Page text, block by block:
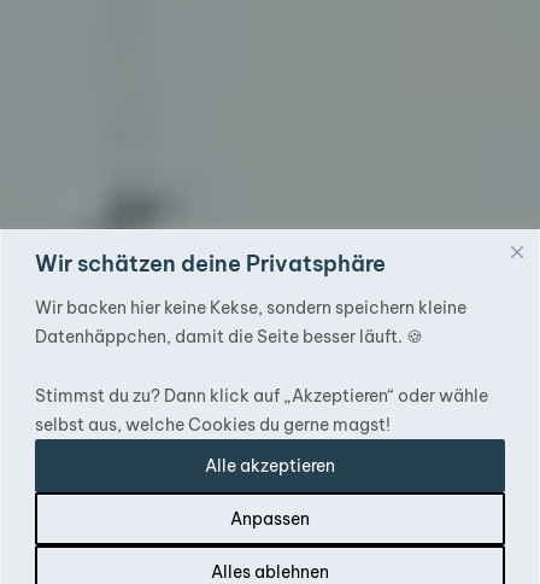
Wir schätzen deine Privatsphäre
Wir backen hier keine Kekse, sondern speichern kleine
Datenhäppchen, damit die Seite besser läuft. 🍪
Stimmst du zu? Dann klick auf „Akzeptieren“ oder wähle
selbst aus, welche Cookies du gerne magst!
Anpassen
Alles ablehnen
Alle akzeptieren